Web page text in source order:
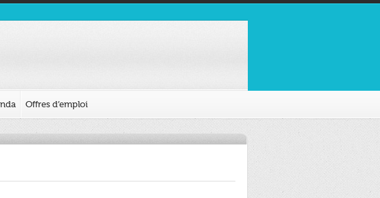
Offres d’emploi